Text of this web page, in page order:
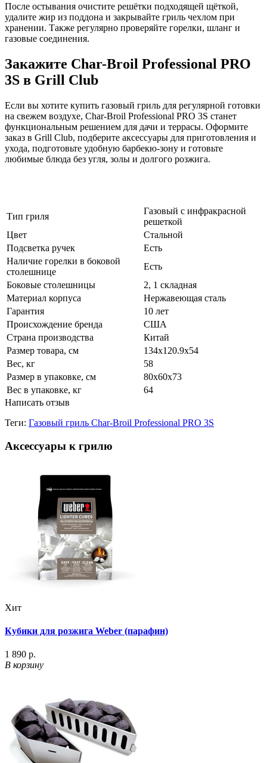
После остывания очистите решётки подходящей щёткой,
удалите жир из поддона и закрывайте гриль чехлом при
хранении. Также регулярно проверяйте горелки, шланг и
газовые соединения.
Закажите Char-Broil Professional PRO
3S в Grill Club
Если вы хотите купить газовый гриль для регулярной готовки
на свежем воздухе, Char-Broil Professional PRO 3S станет
функциональным решением для дачи и террасы. Оформите
заказ в Grill Club, подберите аксессуары для приготовления и
ухода, подготовьте удобную барбекю-зону и готовьте
любимые блюда без угля, золы и долгого розжига.
Тип гриля
Газовый с инфракрасной
решеткой
Цвет
Стальной
Подсветка ручек
Есть
Наличие горелки в боковой
столешнице
Есть
Боковые столешницы
2, 1 складная
Материал корпуса
Нержавеющая сталь
Гарантия
10 лет
Происхождение бренда
США
Страна производства
Китай
Размер товара, см
134х120.9х54
Вес, кг
58
Размер в упаковке, см
80х60х73
Вес в упаковке, кг
64
Написать отзыв
Теги: Газовый гриль Char-Broil Professional PRO 3S
Аксессуары к грилю
Хит
Кубики для розжига Weber (парафин)
1 890 р.
В корзину